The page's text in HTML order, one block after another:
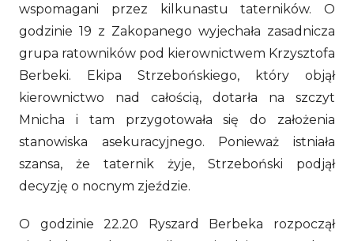
wspomagani przez kilkunastu taterników. O
godzinie 19 z Zakopanego wyjechała zasadnicza
grupa ratowników pod kierownictwem Krzysztofa
Berbeki. Ekipa Strzebońskiego, który objął
kierownictwo nad całością, dotarła na szczyt
Mnicha i tam przygotowała się do założenia
stanowiska asekuracyjnego. Ponieważ istniała
szansa, że taternik żyje, Strzeboński podjął
decyzję o nocnym zjeździe.
O godzinie 22.20 Ryszard Berbeka rozpoczął